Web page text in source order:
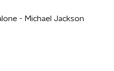
- Michael Jackson